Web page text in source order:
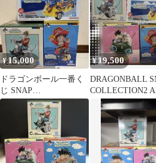
DRAGONBALL
COLLECTION2
ュア プライズ バ
スピリッツ
¥15,000
ドラゴンボール一番く
じ SNAP
COLLECTION2 フィギ
ュアまとめ売り
¥19,500
DRAGONBALL
COLLECTION2
ラストワン